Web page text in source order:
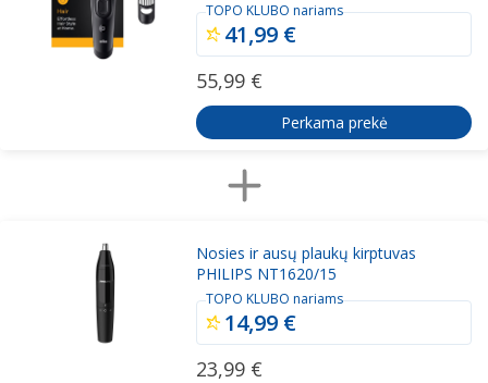
55,99 €
TOPO KLUBO nariams
41,99 €
Perkama prekė
Nosies ir ausų plaukų kirptuvas
PHILIPS NT1620/15
23,99 €
TOPO KLUBO nariams
14,99 €